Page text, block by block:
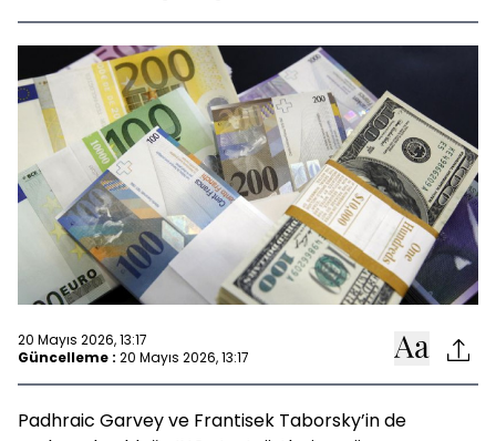
20 Mayıs 2026, 13:17
Güncelleme : 20 Mayıs 2026, 13:17
Padhraic Garvey ve Frantisek Taborsky’in de